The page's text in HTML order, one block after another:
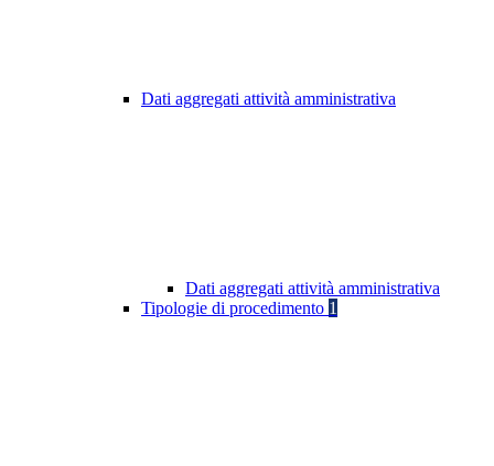
Dati aggregati attività amministrativa
Dati aggregati attività amministrativa
Tipologie di procedimento 1